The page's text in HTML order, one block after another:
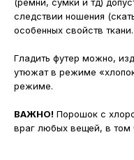
следствии ношения
особенных свойств ткани.
Гладить футер можно,
утюжат в режиме
режиме.
ВАЖНО! Порошок с
враг любых вещей, в том